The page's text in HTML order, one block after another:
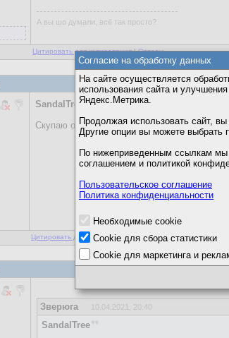
А вы шо думали, всё так просто?
Цитировать для копирования | Ответы
SandalTree
Скупаю оптом...
Цитировать для копирования | Ответы
Зверюга 10.04.2021, 20:40
SandalTree
Согласие на обработку данных
На сайте осуществляется
использования сайта и
Яндекс.Метрика.
Продолжая использовать сайт,
Другие опции вы можете выбрать
По нижеприведенным ссылкам мы
соглашением и политикой
Пользовательское соглашение
Политика конфиденциальности
Необходимые cookie
Cookie для сбора статистики
Cookie для маркетинга и